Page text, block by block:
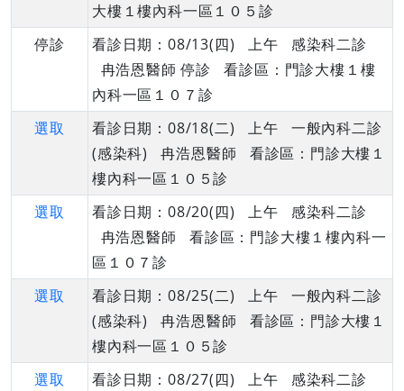
大樓１樓內科一區１０５診
停診
看診日期：08/13(四) 上午 感染科二診
冉浩恩醫師 停診 看診區：門診大樓１樓
內科一區１０７診
選取
看診日期：08/18(二) 上午 一般內科二診
(感染科) 冉浩恩醫師 看診區：門診大樓１
樓內科一區１０５診
選取
看診日期：08/20(四) 上午 感染科二診
冉浩恩醫師 看診區：門診大樓１樓內科一
區１０７診
選取
看診日期：08/25(二) 上午 一般內科二診
(感染科) 冉浩恩醫師 看診區：門診大樓１
樓內科一區１０５診
選取
看診日期：08/27(四) 上午 感染科二診